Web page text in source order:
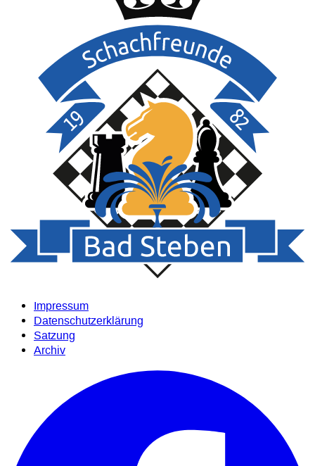
Impressum
Datenschutzerklärung
Satzung
Archiv